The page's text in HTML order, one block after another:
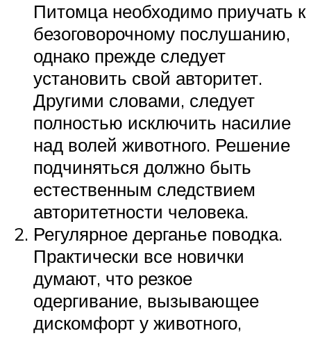
Питомца необходимо приучать к
безоговорочному послушанию,
однако прежде следует
установить свой авторитет.
Другими словами, следует
полностью исключить насилие
над волей животного. Решение
подчиняться должно быть
естественным следствием
авторитетности человека.
Регулярное дерганье поводка.
Практически все новички
думают, что резкое
одергивание, вызывающее
дискомфорт у животного,